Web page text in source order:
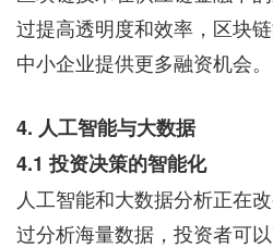
过提高透明度和效率，区块
中小企业提供更多融资机会。
4. 人工智能与大数据
4.1 投资决策的智能化
人工智能和大数据分析正在
过分析海量数据，投资者可